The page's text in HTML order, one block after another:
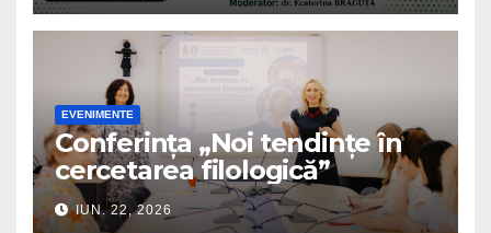
EVENIMENTE
Conferința „Noi tendințe în
cercetarea filologică”
IUN. 22, 2026